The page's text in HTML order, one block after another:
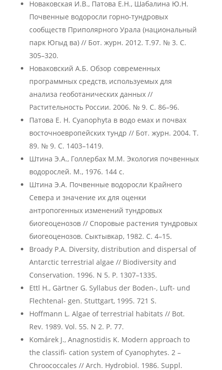
Новаковская И.В., Патова Е.Н., Шабалина Ю.Н.
Почвенные водоросли горно-тундровых
сообществ Приполярного Урала (национальный
парк Югыд ва) // Бот. журн. 2012. Т.97. № 3. С.
305–320.
Новаковский А.Б. Обзор современных
программных средств, используемых для
анализа геоботанических данных //
Растительность России. 2006. № 9. С. 86–96.
Патова Е. Н. Cyanophyta в водо емах и почвах
восточноевропейских тундр // Бот. журн. 2004. Т.
89. № 9. С. 1403–1419.
Штина Э.А., Голлербах М.М. Экология почвенных
водорослей. М., 1976. 144 с.
Штина Э.А. Почвенные водоросли Крайнего
Севера и значение их для оценки
антропогенных изменений тундровых
биогеоценозов // Споровые растения тундровых
биогеоценозов. Сыктывкар, 1982. С. 4–15.
Broady P.A. Diversity, distribution and dispersal of
Antarctic terrestrial algae // Biodiversity and
Conservation. 1996. N 5. P. 1307–1335.
Ettl H., Gärtner G. Syllabus der Boden-, Luft- und
Flechtenal- gen. Stuttgart, 1995. 721 S.
Hoffmann L. Algae of terrestrial habitats // Bot.
Rev. 1989. Vol. 55. N 2. P. 77.
Komárek J., Anagnostidis K. Modern approach to
the classifi- cation system of Cyanophytes. 2 –
Chroococcales // Arch. Hydrobiol. 1986. Suppl.